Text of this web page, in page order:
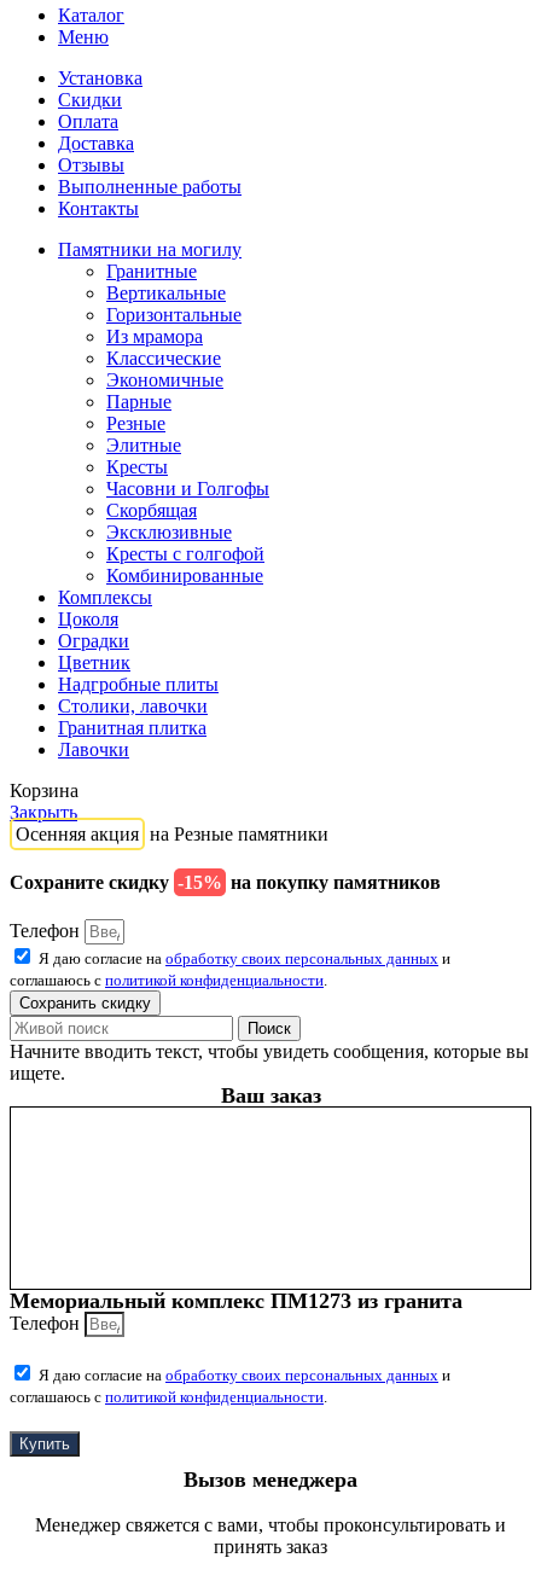
Каталог
Меню
Установка
Скидки
Оплата
Доставка
Отзывы
Выполненные работы
Контакты
Памятники на могилу
Гранитные
Вертикальные
Горизонтальные
Из мрамора
Классические
Экономичные
Парные
Резные
Элитные
Кресты
Часовни и Голгофы
Скорбящая
Эксклюзивные
Кресты с голгофой
Комбинированные
Комплексы
Цоколя
Оградки
Цветник
Надгробные плиты
Столики, лавочки
Гранитная плитка
Лавочки
Корзина
Закрыть
Осенняя акция на Резные памятники
Сохраните скидку -15% на покупку памятников
Телефон
Я даю согласие на обработку своих персональных данных и
соглашаюсь с политикой конфиденциальности
Сохранить скидку
Поиск
Начните вводить текст, чтобы увидеть сообщения, которые вы
ищете.
Ваш заказ
Мемориальный комплекс ПМ1273 из гранита
Телефон
Я даю согласие на обработку своих персональных данных и
соглашаюсь с политикой конфиденциальности
Купить
Вызов менеджера
Менеджер свяжется с вами, чтобы проконсультировать и
принять заказ